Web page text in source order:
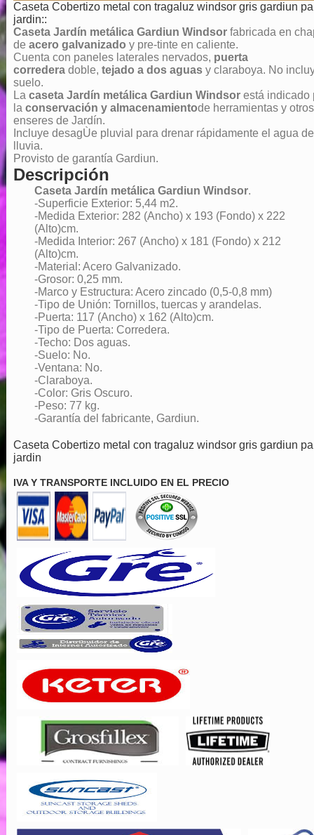
Caseta Cobertizo metal con tragaluz windsor gris gardiun
jardin::
Caseta Jardín metálica Gardiun Windsorfabricada en
de acero galvanizado y pre-tinte en caliente.
Cuenta con paneles laterales nervados, puerta
correderadoble, tejado a dos aguasy claraboya. No
suelo.
La caseta Jardín metálica Gardiun Windsorestá indicado
la conservación y almacenamientode herramientas y otros
enseres de Jardín.
Incluye desagÙe pluvial para drenar rápidamente el agua de
lluvia.
Provisto de garantía Gardiun.
Descripción
Caseta Jardín metálica Gardiun Windsor.
-Superficie Exterior: 5,44 m2.
-Medida Exterior: 282 (Ancho) x 193 (Fondo) x 222
(Alto)cm.
-Medida Interior: 267 (Ancho) x 181 (Fondo) x 212
(Alto)cm.
-Material: Acero Galvanizado.
-Grosor: 0,25 mm.
-Marco y Estructura: Acero zincado (0,5-0,8 mm)
-Tipo de Unión: Tornillos, tuercas y arandelas.
-Puerta: 117 (Ancho) x 162 (Alto)cm.
-Tipo de Puerta: Corredera.
-Techo: Dos aguas.
-Suelo: No.
-Ventana: No.
-Claraboya.
-Color: Gris Oscuro.
-Peso: 77 kg.
-Garantía del fabricante, Gardiun.
Caseta Cobertizo metal con tragaluz windsor gris gardiun
jardin
IVA Y TRANSPORTE INCLUIDO EN EL PRECIO